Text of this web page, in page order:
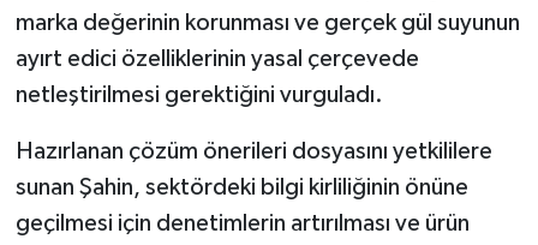
marka değerinin korunması ve gerçek gül suyunun
ayırt edici özelliklerinin yasal çerçevede
netleştirilmesi gerektiğini vurguladı.
Hazırlanan çözüm önerileri dosyasını yetkililere
sunan Şahin, sektördeki bilgi kirliliğinin önüne
geçilmesi için denetimlerin artırılması ve ürün